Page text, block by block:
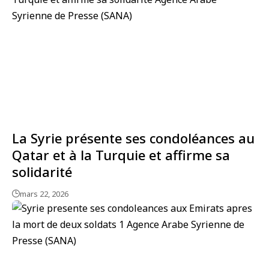
La Syrie présente ses condoléances au
Qatar et à la Turquie et affirme sa
solidarité
mars 22, 2026